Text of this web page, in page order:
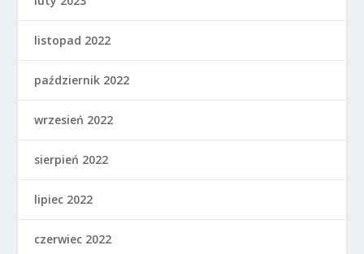
listopad 2022
październik 2022
wrzesień 2022
sierpień 2022
lipiec 2022
czerwiec 2022